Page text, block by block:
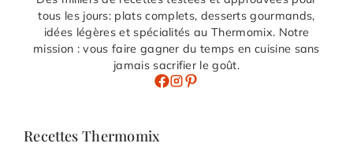
tous les jours: plats complets, desserts gourmands,
idées légères et spécialités au Thermomix. Notre
mission : vous faire gagner du temps en cuisine sans
jamais sacrifier le goût.
Recettes Thermomix